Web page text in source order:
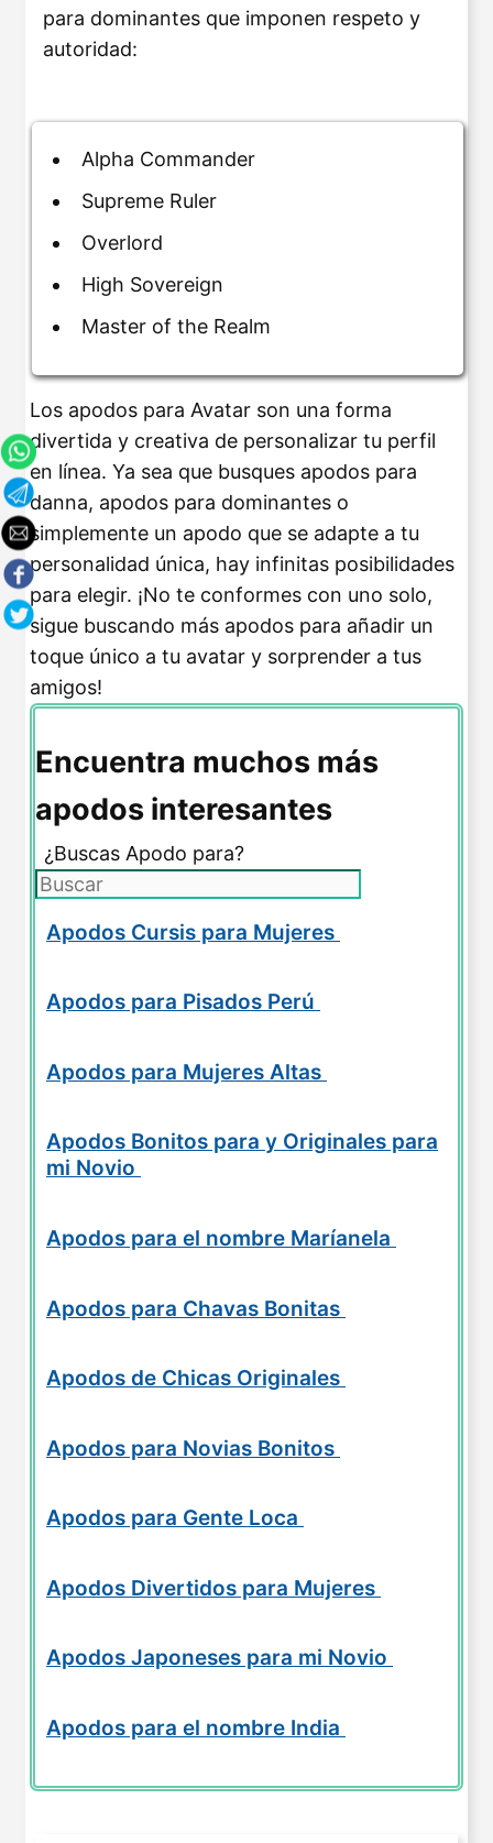
para dominantes que imponen respeto y
autoridad:
Alpha Commander
Supreme Ruler
Overlord
High Sovereign
Master of the Realm
Los apodos para Avatar son una forma
divertida y creativa de personalizar tu perfil
en línea. Ya sea que busques apodos para
danna, apodos para dominantes o
simplemente un apodo que se adapte a tu
personalidad única, hay infinitas posibilidades
para elegir. ¡No te conformes con uno solo,
sigue buscando más apodos para añadir un
toque único a tu avatar y sorprender a tus
amigos!
Encuentra muchos más
apodos interesantes
¿Buscas Apodo para?
Apodos Cursis para Mujeres
Apodos para Pisados Perú
Apodos para Mujeres Altas
Apodos Bonitos para y Originales para
mi Novio
Apodos para el nombre Maríanela
Apodos para Chavas Bonitas
Apodos de Chicas Originales
Apodos para Novias Bonitos
Apodos para Gente Loca
Apodos Divertidos para Mujeres
Apodos Japoneses para mi Novio
Apodos para el nombre India